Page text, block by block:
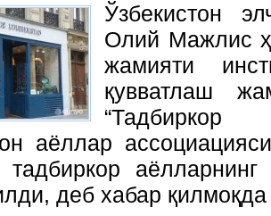
Ўзбекистон
Олий Мажлис
жамияти
қувватлаш
аёллар
тадбиркор
деб хабар